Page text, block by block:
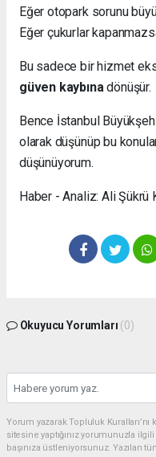
Eğer otopark sorunu
Eğer çukurlar
Bu sadece bir hizmet
güven kaybınadönüşür.
Bence İstanbul
olarak düşünüp bu
düşünüyorum.
Haber - Analiz: Ali Şükrü
Okuyucu Yorumları (0)
Yorum yazarak Topluluk
sitesine yaptığınız yorumunuzla
başınıza üstleniyorsunuz. Yazılan